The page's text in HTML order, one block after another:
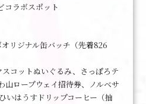
ラボスポット
リジナル缶バッチ（先着826
コットぬいぐるみ、さっぽろテ
山ロープウェイ招待券、ノルベサ
いはうすドリップコーヒー（抽